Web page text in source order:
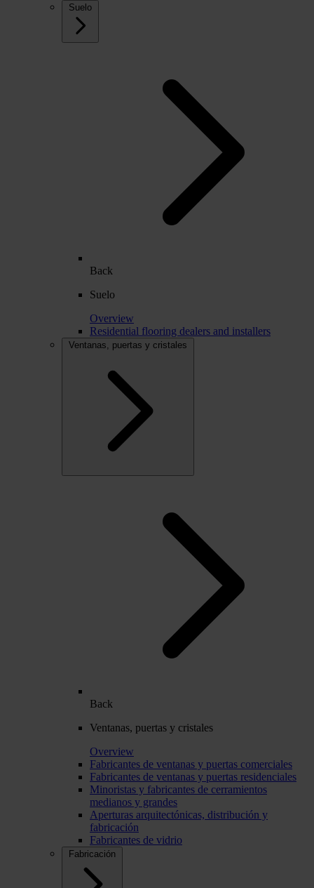
Suelo
Back
Suelo
Overview
Residential flooring dealers and installers
Ventanas, puertas y cristales
Back
Ventanas, puertas y cristales
Overview
Fabricantes de ventanas y puertas comerciales
Fabricantes de ventanas y puertas residenciales
Minoristas y fabricantes de cerramientos
medianos y grandes
Aperturas arquitectónicas, distribución y
fabricación
Fabricantes de vidrio
Fabricación